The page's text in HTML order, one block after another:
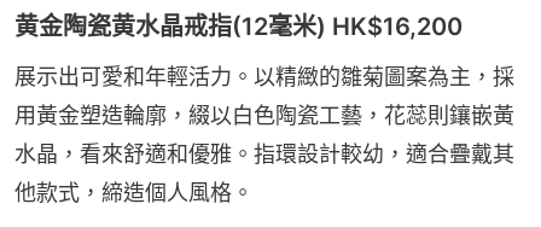
黄金陶瓷黄水晶戒指(12毫米) HK$16,200
展示出可愛和年輕活力。以精緻的雛菊圖案為主，採
用黃金塑造輪廓，綴以白色陶瓷工藝，花蕊則鑲嵌黃
水晶，看來舒適和優雅。指環設計較幼，適合疊戴其
他款式，締造個人風格。